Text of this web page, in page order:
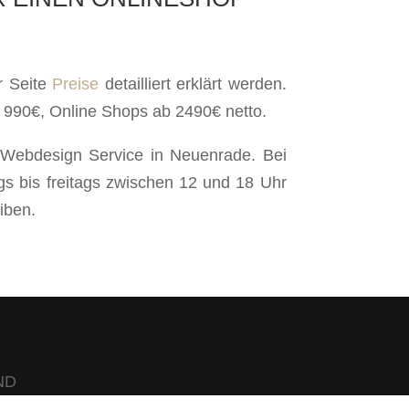
Seite Preise detailliert erklärt werden.
Online Shops ab 2490€ netto.
Service in Neuenrade. Bei
bis freitags zwischen 12 und 18 Uhr